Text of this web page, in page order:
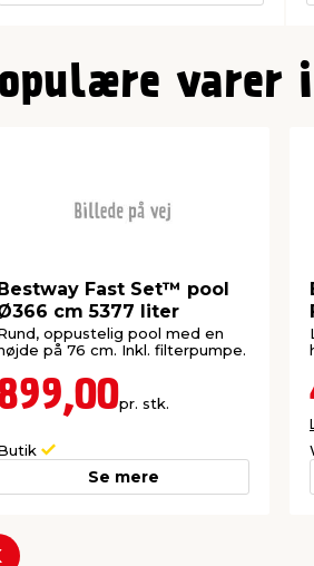
varer
Fast Set™ pool
cm 5377 liter
oppustelig pool med en
på 76 cm. Inkl. filterpumpe.
pr. stk.
Se mere